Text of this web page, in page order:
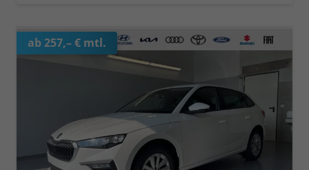
ab 257,– € mtl.